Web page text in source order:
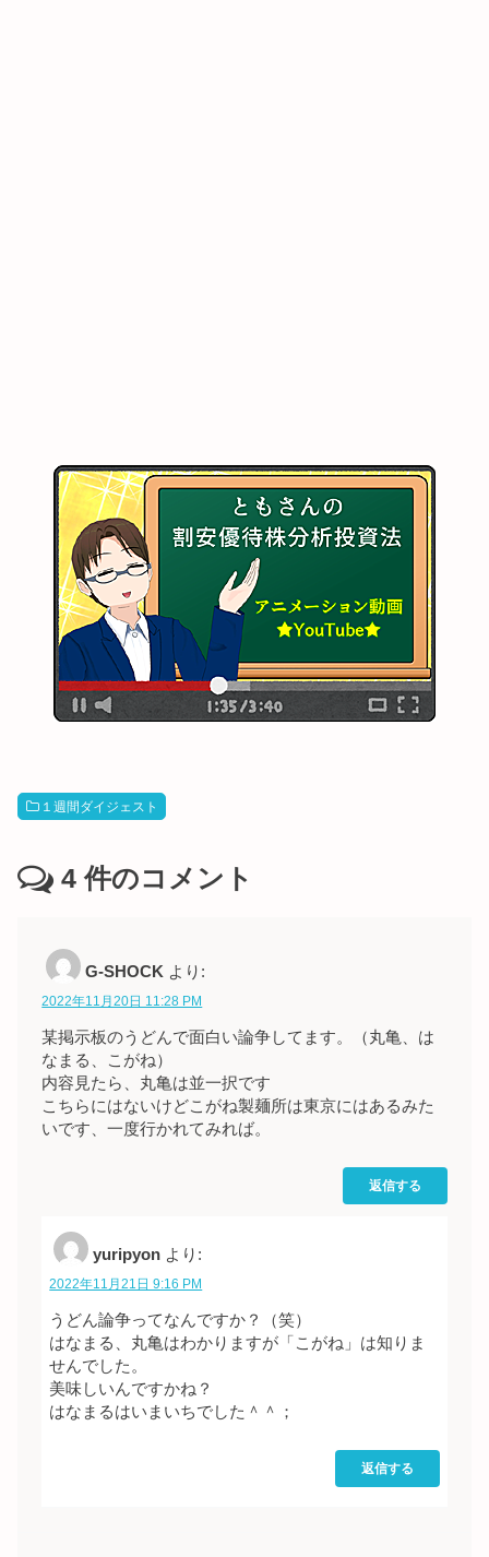
１週間ダイジェスト
4 件のコメント
G-SHOCK より:
2022年11月20日 11:28 PM
某掲示板のうどんで面白い論争してます。（丸亀、は
なまる、こがね）
内容見たら、丸亀は並一択です
こちらにはないけどこがね製麺所は東京にはあるみた
いです、一度行かれてみれば。
返信する
yuripyon より:
2022年11月21日 9:16 PM
うどん論争ってなんですか？（笑）
はなまる、丸亀はわかりますが「こがね」は知りま
せんでした。
美味しいんですかね？
はなまるはいまいちでした＾＾；
返信する